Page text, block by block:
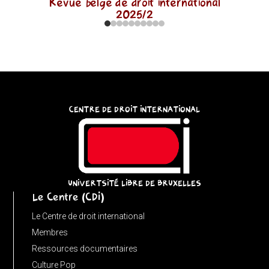
2025/2
CENTRE DE DROIT INTERNATIONAL
UNIVERTSITÉ LIBRE DE BRUXELLES
Le Centre (CDI)
Le Centre de droit international
Membres
Ressources documentaires
Culture Pop